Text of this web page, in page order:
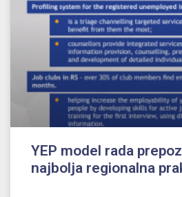
YEP model rada
najbolja regionalna